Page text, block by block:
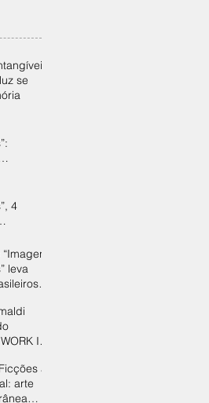
se
de
4
de São
leva
em
IN
|
Caixa
a
arte